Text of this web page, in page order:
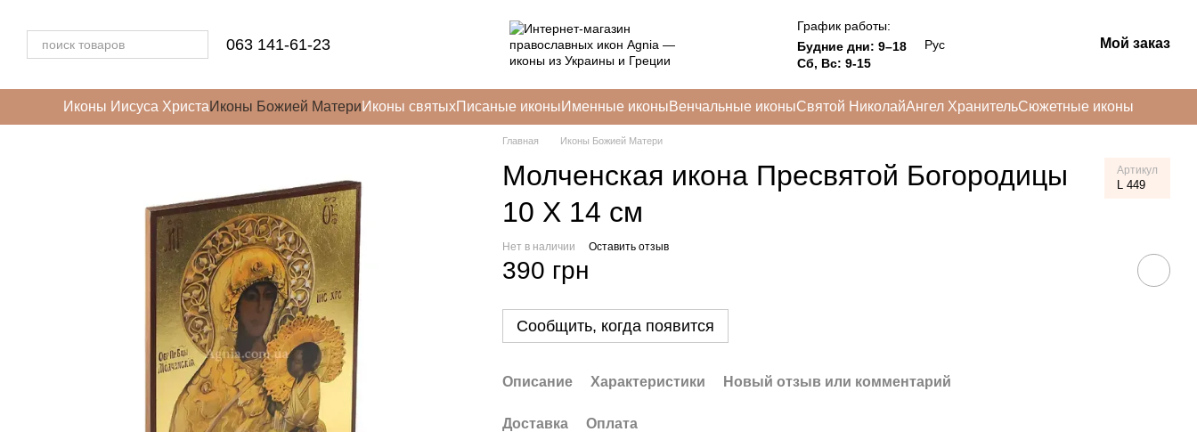
063 141-61-23
График работы:
Будние дни: 9–18
Сб, Вс: 9-15
Рус Мой заказ
Иконы Иисуса ХристаИконы Божией МатериИконы святыхПисаные иконыИменные иконыВенчальные иконыСвятой НиколайАнгел ХранительСюжетные иконы
Главная Иконы Божией Матери
Молченская икона Пресвятой Богородицы
10 Х 14 см
Артикул
L 449
Нет в наличии Оставить отзыв
390 грн
Сообщить, когда появится
Описание Характеристики Новый отзыв или комментарий
Доставка Оплата